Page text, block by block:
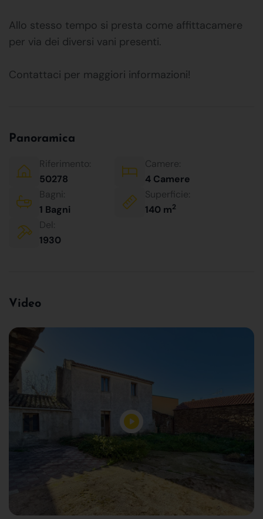
Allo stesso tempo si presta come affittacamere
per via dei diversi vani presenti.
Contattaci per maggiori informazioni!
Panoramica
Riferimento:
50278
Camere:
4 Camere
Bagni:
1 Bagni
Superficie:
140 m2
Del:
1930
Video